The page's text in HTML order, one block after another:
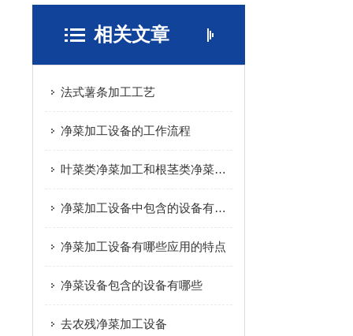
相关文章
法式薯条加工工艺
净菜加工设备的工作流程
叶菜类净菜加工和根茎类净菜加工这个两种模式的区别是什么？
净菜加工设备中包含的设备有哪些
净菜加工设备有哪些应用的特点
净菜设备包含的设备有哪些
去农残净菜加工设备